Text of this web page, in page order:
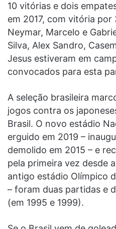
10 vitórias e dois
em 2017, com vitória por
Neymar, Marcelo e
Silva, Alex Sandro,
Jesus estiveram em
convocados para esta
A seleção brasileira
jogos contra os
Brasil. O novo estádio
erguido em 2019 –
demolido em 2015 – e
pela primeira vez desde
antigo estádio Olímpico
– foram duas partidas e
(em 1995 e 1999).